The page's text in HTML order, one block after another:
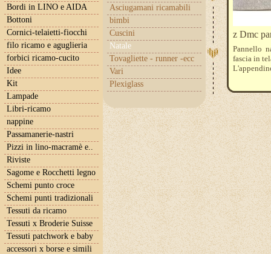
Asciugamani ricamabili
bimbi
Cuscini
Natale
Tovagliette - runner -ecc
Vari
Plexiglass
Bordi in LINO e AIDA
Bottoni
Cornici-telaietti-fiocchi
filo ricamo e aguglieria
forbici ricamo-cucito
Idee
Kit
Lampade
Libri-ricamo
nappine
Passamanerie-nastri
Pizzi in lino-macramè e..
Riviste
Sagome e Rocchetti legno
Schemi punto croce
Schemi punti tradizionali
Tessuti da ricamo
Tessuti x Broderie Suisse
Tessuti patchwork e baby
accessori x borse e simili
z Dmc
Pannello
fascia in